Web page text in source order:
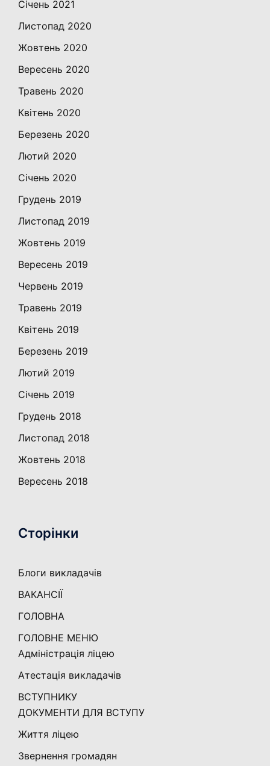
Січень 2021
Листопад 2020
Жовтень 2020
Вересень 2020
Травень 2020
Квітень 2020
Березень 2020
Лютий 2020
Січень 2020
Грудень 2019
Листопад 2019
Жовтень 2019
Вересень 2019
Червень 2019
Травень 2019
Квітень 2019
Березень 2019
Лютий 2019
Січень 2019
Грудень 2018
Листопад 2018
Жовтень 2018
Вересень 2018
Сторінки
Блоги викладачів
ВАКАНСІЇ
ГОЛОВНА
ГОЛОВНЕ МЕНЮ
Адміністрація ліцею
Атестація викладачів
ВСТУПНИКУ
ДОКУМЕНТИ ДЛЯ ВСТУПУ
Життя ліцею
Звернення громадян